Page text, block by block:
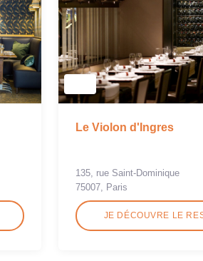
Le Violon d'Ingres
135, rue Saint-Dominique
75007, Paris
JE DÉCOUVRE LE